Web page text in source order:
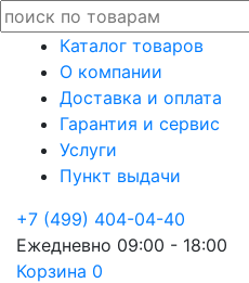
Каталог товаров
О компании
Доставка и оплата
Гарантия и сервис
Услуги
Пункт выдачи
+7 (499) 404-04-40
Ежедневно 09:00 - 18:00
Корзина 0